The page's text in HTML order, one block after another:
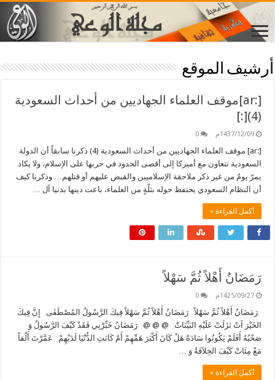
أرشيف الموقع
[:ar]موقف العلماء الجهاديين من أحداث السعودية
(4)[:]
1437/12/09م 0
[:ar] موقف العلماء الجهاديين من أحداث السعودية (4) ذكرنا سابقاً أن الدولة
السعودية تتعاون مع أميركا إلى أقصى الحدود في حربها على الإسلام، ولا يكاد
يمرّ يومٌ من غير ذكر ملاحقة الإسلاميين والقبض عليهم أو قتلهم… وذكرنا كيف
أن النظام السعودي يحتفظ حوله بثلّةٍ من العلماء، باعت دينها بدنيا آل …
أكمل القراءة »
رَمَضَانُ أَهْلاً ثُمَّ سَهْلاً
1425/09/27م 0
رَمَضَانُ أَهْلاً ثُمَّ سَهْلاً رَمَضَانُ أَهْلاً ثُمَّ سَهْلاً فِيكَ الرَّسُولُ المُصْطَفَى إِنَّ فِيكَ
الخَيْرَ آتْ نَزَلَتْ عَلَيْهِ البَيِّنَاتْ @ @ @ رَمَضَانُ خَبِّرْنِي فَقَدْ كَيْفَ الرَّسُولُ وَ
صَحْبُهُ أَفَلَمْ يَكُونُوا سَادَةً هَلْ كَانَ أَكْبَرَ هَمِّهِمْ أَمْ كَانَتِ الدُّنْيَا لَدَيْهِمْ عَمَّرْتَ أَلْفاً
مَعْ مِئَاتْ كَيْفَ الخِلاَفَةُ وَ …
أكمل القراءة »